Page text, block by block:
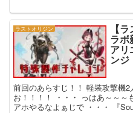
ラストオリジン 【
ラボ
アリ
ンジ
前回のあらすじ！！ 軽装攻撃機
お！！！！ ・・・ っはあ～～～
アホやるなよぁじで ・・・ 『